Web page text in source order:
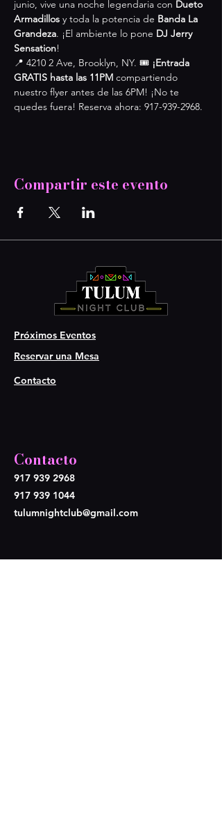
junio, vive una noche legendaria con Dueto
Armadillos y toda la potencia de Banda La
Grandeza. ¡El ambiente lo pone DJ Jerry
Sensation!
📍 4210 2 Ave, Brooklyn, NY. 🎟️ ¡Entrada
GRATIS hasta las 11PM compartiendo
nuestro flyer antes de las 6PM! ¡No te
quedes fuera! Reserva ahora: 917-939-2968.
Compartir este evento
Próximos Eventos
Reservar una Mesa
Contacto
Contacto
917 939 2968
917 939 1044
tulumnightclub@gmail.com
Síganos